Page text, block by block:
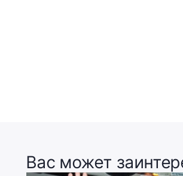
Вас может